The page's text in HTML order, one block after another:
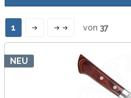
1 von 37
NEU